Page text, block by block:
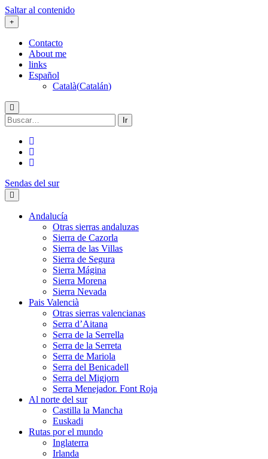
Saltar al contenido
Contacto
About me
links
Español
Català(Catalán)
Buscar:
Sendas del sur
Andalucía
Otras sierras andaluzas
Sierra de Cazorla
Sierra de las Villas
Sierra de Segura
Sierra Mágina
Sierra Morena
Sierra Nevada
Pais Valencià
Otras sierras valencianas
Serra d’Aitana
Serra de la Serrella
Serra de la Serreta
Serra de Mariola
Serra del Benicadell
Serra del Migjorn
Serra Menejador. Font Roja
Al norte del sur
Castilla la Mancha
Euskadi
Rutas por el mundo
Inglaterra
Irlanda